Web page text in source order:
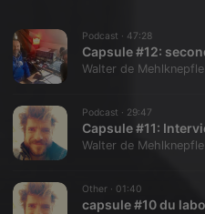
Podcast · 47:28
Walter de Mehlknepfle
Podcast · 29:47
Walter de Mehlknepfle
Other · 01:40